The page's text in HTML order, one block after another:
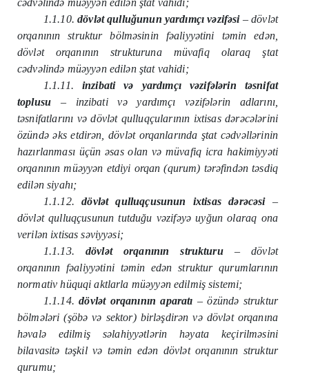
cədvəlində müəyyən edilən ştat vahidi;
1.1.10.dövlət qulluğunun yardımçı vəzifəsi– dövlət
orqanının struktur bölməsinin fəaliyyətini təmin edən,
dövlət orqanının strukturuna müvafiq olaraq ştat
cədvəlində müəyyən edilən ştat vahidi;
1.1.11. inzibati və yardımçı vəzifələrin təsnifat
toplusu – inzibati və yardımçı vəzifələrin adlarını,
təsnifatlarını və dövlət qulluqçularının ixtisas dərəcələrini
özündə əks etdirən, dövlət orqanlarında ştat cədvəllərinin
hazırlanması üçün əsas olan və müvafiq icra hakimiyyəti
orqanının müəyyən etdiyi orqan (qurum) tərəfindən təsdiq
edilən siyahı;
1.1.12.dövlət qulluqçusunun ixtisas dərəcəsi–
dövlət qulluqçusunun tutduğu vəzifəyə uyğun olaraq ona
verilən ixtisas səviyyəsi;
1.1.13. dövlət orqanının strukturu– dövlət
orqanının fəaliyyətini təmin edən struktur qurumlarının
normativ hüquqi aktlarla müəyyən edilmiş sistemi;
1.1.14.dövlət orqanının aparatı – özündə struktur
bölmələri (şöbə və sektor) birləşdirən və dövlət orqanına
həvalə edilmiş səlahiyyətlərin həyata keçirilməsini
bilavasitə təşkil və təmin edən dövlət orqanının struktur
qurumu;